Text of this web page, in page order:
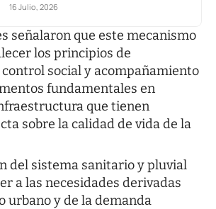
16 Julio, 2026
señalaron que este mecanismo
los principios de
social y acompañamiento
fundamentales en
que tienen
sobre la calidad de vida de la
del sistema sanitario y pluvial
a las necesidades derivadas
urbano y de la demanda